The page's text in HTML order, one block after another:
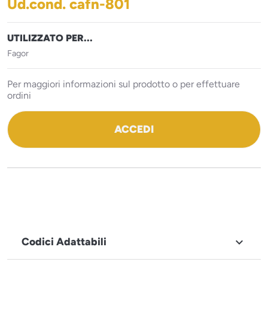
Ud.cond. cafn-801
UTILIZZATO PER...
Fagor
Per maggiori informazioni sul prodotto o per effettuare
ordini
ACCEDI
Codici Adattabili 